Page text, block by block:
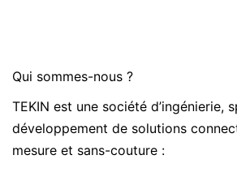
Qui sommes-nous ?
TEKIN est une société d’ingénierie,
développement de solutions
mesure et sans-couture :